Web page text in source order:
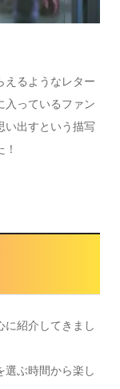
えるようなレター
入っているファン
い出すという描写
紹介してきまし
ぶ時間から楽し